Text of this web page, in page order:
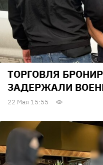
ТОРГОВЛЯ
ЗАДЕРЖАЛИ
22 Мая 15:55